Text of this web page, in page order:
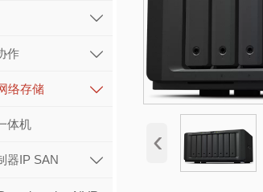

作 
络存储 
体机
器IP SAN 
‹